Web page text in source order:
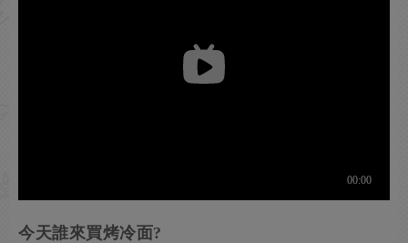
今天誰來買烤冷面?